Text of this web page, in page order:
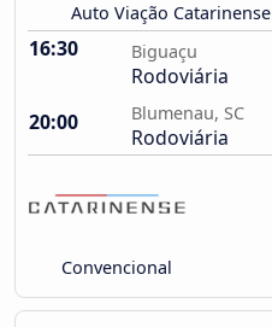
Auto Viação Catarinense
16:30 Biguaçu
Rodoviária
20:00
Blumenau, SC
Rodoviária
Convencional